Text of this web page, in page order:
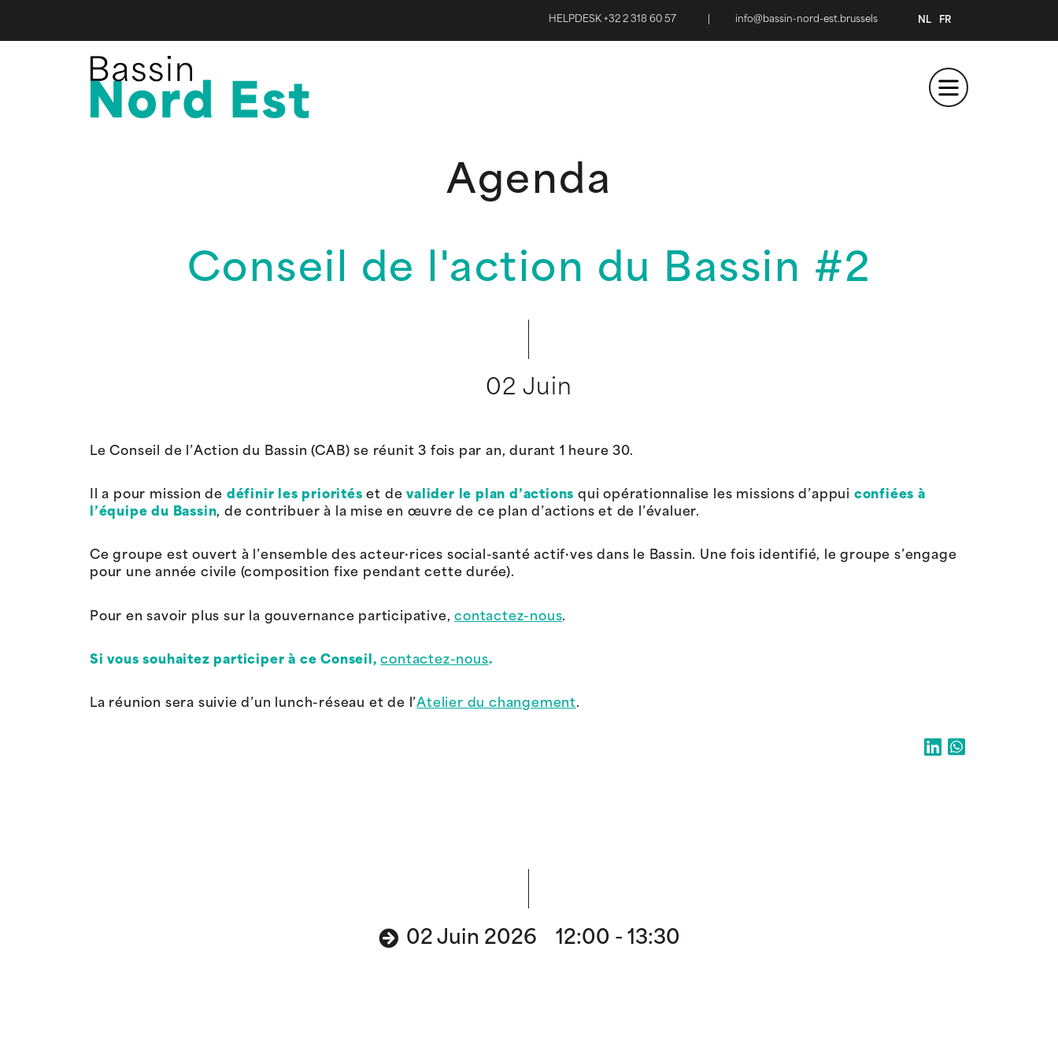
HELPDESK +32 2 318 60 57 info@bassin-nord-est.brussels NL FR
Agenda
Conseil de l'action du Bassin #2
02 Juin
Le Conseil de l’Action du Bassin (CAB) se réunit 3 fois par an, durant 1 heure 30.
Il a pour mission de définir les priorités et devalider le plan d’actions qui opérationnalise les missions d’appui confiées à
l’équipe du Bassin, de contribuer à la mise en œuvre de ce plan d’actions et de l’évaluer.
Ce groupe est ouvert à l’ensemble des acteur·rices social-santé actif·ves dans le Bassin. Une fois identifié, le groupe s’engage
pour une année civile (composition fixe pendant cette durée).
Pour en savoir plus sur la gouvernance participative,contactez-nous.
Si vous souhaitez participer à ce Conseil,contactez-nous.
La réunion sera suivie d’un lunch-réseau et de l’Atelier du changement.
02 Juin 2026 12:00 - 13:30